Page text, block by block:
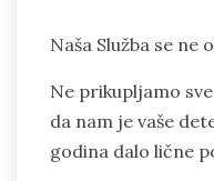
Naša Služba se ne
Ne prikupljamo
da nam je vaše
godina dalo lične